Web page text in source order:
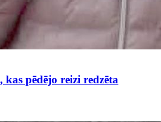
kas pēdējo reizi redzēta